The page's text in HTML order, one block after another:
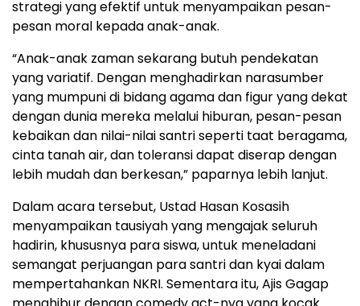
strategi yang efektif untuk menyampaikan pesan-
pesan moral kepada anak-anak.
“Anak-anak zaman sekarang butuh pendekatan
yang variatif. Dengan menghadirkan narasumber
yang mumpuni di bidang agama dan figur yang dekat
dengan dunia mereka melalui hiburan, pesan-pesan
kebaikan dan nilai-nilai santri seperti taat beragama,
cinta tanah air, dan toleransi dapat diserap dengan
lebih mudah dan berkesan,” paparnya lebih lanjut.
Dalam acara tersebut, Ustad Hasan Kosasih
menyampaikan tausiyah yang mengajak seluruh
hadirin, khususnya para siswa, untuk meneladani
semangat perjuangan para santri dan kyai dalam
mempertahankan NKRI. Sementara itu, Ajis Gagap